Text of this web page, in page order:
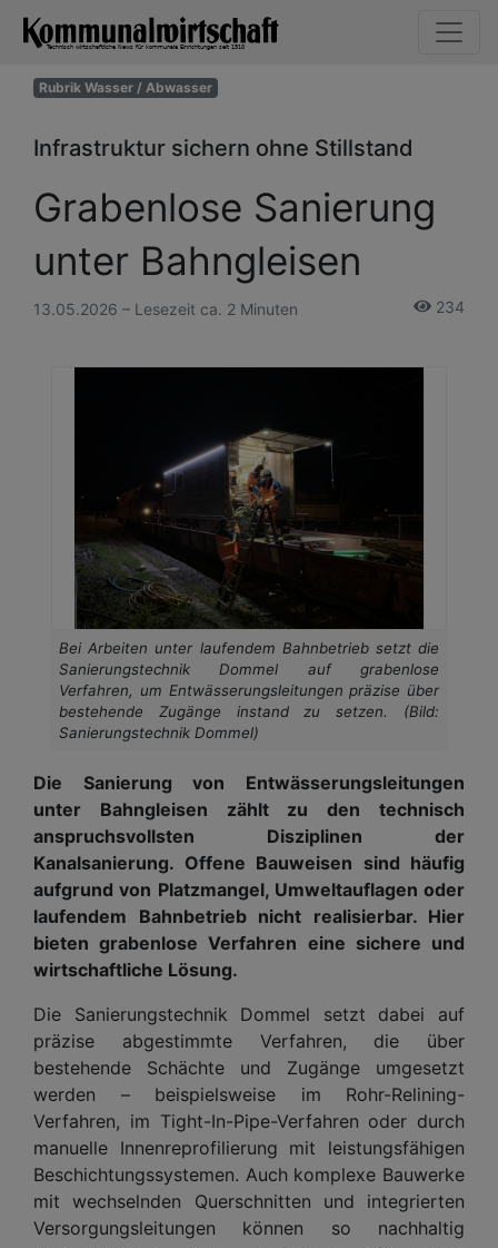
Rubrik Wasser / Abwasser
Infrastruktur sichern ohne Stillstand
Grabenlose Sanierung
unter Bahngleisen
13.05.2026 – Lesezeit ca. 2 Minuten 234
Bei Arbeiten unter laufendem Bahnbetrieb setzt die
Sanierungstechnik Dommel auf grabenlose
Verfahren, um Entwässerungsleitungen präzise über
bestehende Zugänge instand zu setzen. (Bild:
Sanierungstechnik Dommel)
Die Sanierung von Entwässerungsleitungen
unter Bahngleisen zählt zu den technisch
anspruchsvollsten Disziplinen der
Kanalsanierung. Offene Bauweisen sind häufig
aufgrund von Platzmangel, Umweltauflagen oder
laufendem Bahnbetrieb nicht realisierbar. Hier
bieten grabenlose Verfahren eine sichere und
wirtschaftliche Lösung.
Die Sanierungstechnik Dommel setzt dabei auf
präzise abgestimmte Verfahren, die über
bestehende Schächte und Zugänge umgesetzt
werden – beispielsweise im Rohr-Relining-
Verfahren, im Tight-In-Pipe-Verfahren oder durch
manuelle Innenreprofilierung mit leistungsfähigen
Beschichtungssystemen. Auch komplexe Bauwerke
mit wechselnden Querschnitten und integrierten
Versorgungsleitungen können so nachhaltig